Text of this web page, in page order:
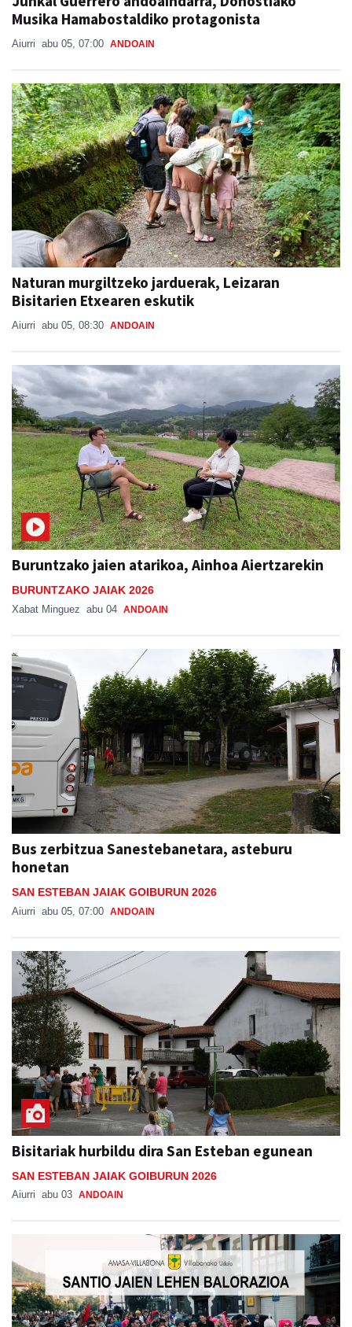
Musika Hamabostaldiko protagonista
Aiurri abu 05, 07:00 ANDOAIN
Naturan murgiltzeko jarduerak, Leizaran
Bisitarien Etxearen eskutik
Aiurri abu 05, 08:30 ANDOAIN
Buruntzako jaien atarikoa, Ainhoa Aiertzarekin
BURUNTZAKO JAIAK 2026
Xabat Minguez abu 04 ANDOAIN
Bus zerbitzua Sanestebanetara, asteburu
honetan
SAN ESTEBAN JAIAK GOIBURUN 2026
Aiurri abu 05, 07:00 ANDOAIN
Bisitariak hurbildu dira San Esteban egunean
SAN ESTEBAN JAIAK GOIBURUN 2026
Aiurri abu 03 ANDOAIN